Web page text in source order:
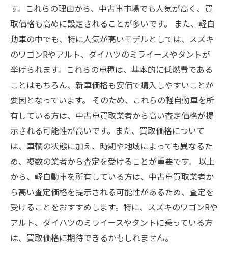
す。これらの理由から、中古車市場でも人気が高く、買
取価格も高めに設定されることが多いです。 また、軽自
動車の中でも、特に人気が高いモデルとしては、スズキ
のワゴンRやアルト、ダイハツのミライースやタントが
挙げられます。これらの車種は、基本的に低燃費である
ことはもちろん、新車価格も安価で購入しやすいことが
要因となっています。 そのため、これらの軽自動車を所
有している方は、中古車買取業者から高い査定価格が提
示される可能性が高いです。また、買取価格について
は、車輌の状態に加え、時期や地域によっても異なるた
め、複数の業者から査定を受けることが重要です。 以上
から、軽自動車を所有している方は、中古車買取業者か
ら高い査定価格を提示される可能性があるため、査定を
受けることをおすすめします。特に、スズキのワゴンRや
アルト、ダイハツのミライースやタントに乗っている方
は、買取価格に期待できるかもしれません。